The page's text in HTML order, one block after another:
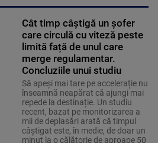
Cât timp câștigă un șofer
care circulă cu viteză peste
limită față de unul care
merge regulamentar.
Concluziile unui studiu
Să apeși mai tare pe accelerație nu
înseamnă neapărat că ajungi mai
repede la destinație. Un studiu
recent, bazat pe monitorizarea a
mii de deplasări arată că timpul
câștigat este, în medie, de doar un
minut la o călătorie de aproape 50